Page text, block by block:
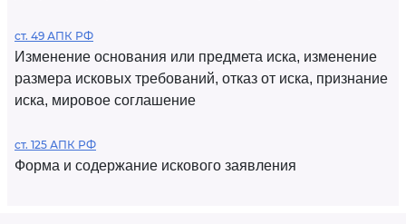
ст. 49 АПК РФ
Изменение основания или предмета иска, изменение
размера исковых требований, отказ от иска, признание
иска, мировое соглашение
ст. 125 АПК РФ
Форма и содержание искового заявления